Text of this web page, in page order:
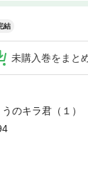
結
未購入巻をまと
うのキラ君（１）